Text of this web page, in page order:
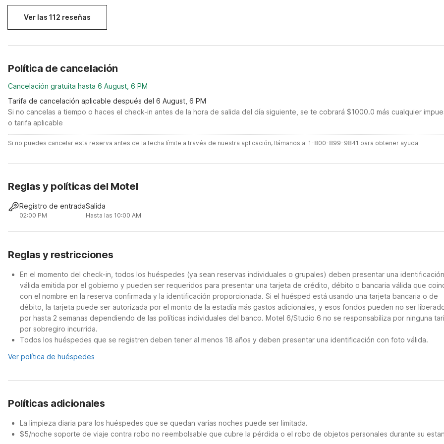
it was a fantastic experience.
Ver las 112 reseñas
Política de cancelación
Cancelación gratuita hasta 6 August, 6 PM
Tarifa de cancelación aplicable después del 6 August, 6 PM
Si no cancelas a tiempo o haces el check-in antes de la hora de salida del día siguiente, se te cobrará $1000.0 más cualquier
o tarifa aplicable
Si no puedes cancelar esta reserva antes de la fecha límite a través de nuestra aplicación, llámanos al 1-800-899-9841 para obtener ayuda
Reglas y políticas del Motel
Registro de entrada
02:00 PM
Salida
Hasta las 10:00 AM
Reglas y restricciones
En el momento del check-in, todos los huéspedes (ya sean reservas individuales o grupales) deben presentar una identificación
válida emitida por el gobierno y pueden ser requeridos para presentar una tarjeta de crédito, débito o bancaria válida que
con el nombre en la reserva confirmada y la identificación proporcionada. Si el huésped está usando una tarjeta bancaria o de
débito, la tarjeta puede ser autorizada por el monto de la estadía más gastos adicionales, y esos fondos pueden no ser
por hasta 2 semanas dependiendo de las políticas individuales del banco. Motel 6/Studio 6 no se responsabiliza por ninguna
por sobregiro incurrida.
Todos los huéspedes que se registren deben tener al menos 18 años y deben presentar una identificación con foto válida.
Ver política de huéspedes
Políticas adicionales
La limpieza diaria para los huéspedes que se quedan varias noches puede ser limitada.
$5/noche soporte de viaje contra robo no reembolsable que cubre la pérdida o el robo de objetos personales durante su